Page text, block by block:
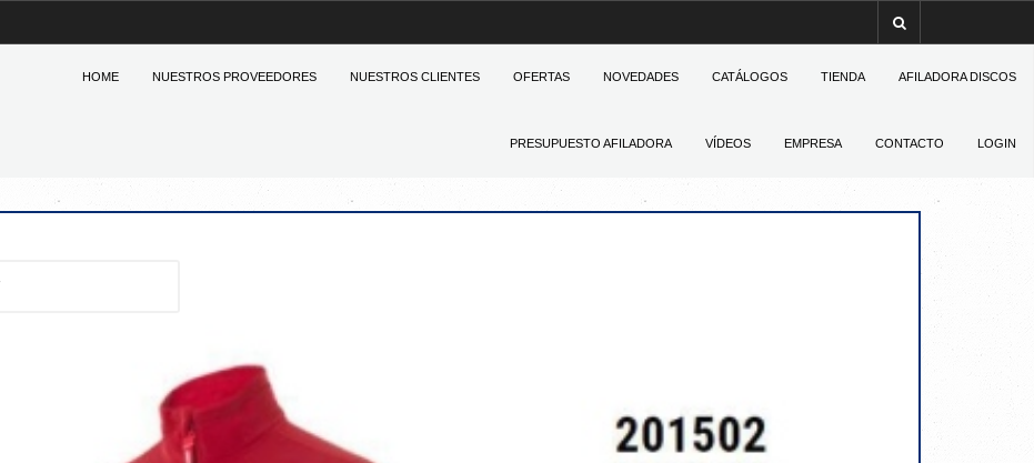
HOME NUESTROS PROVEEDORES NUESTROS CLIENTES OFERTAS NOVEDADES CATÁLOGOS TIENDA AFILADORA DISCOS
PRESUPUESTO AFILADORA VÍDEOS EMPRESA CONTACTO LOGIN